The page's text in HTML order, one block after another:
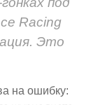
Racing
Это
на ошибку: